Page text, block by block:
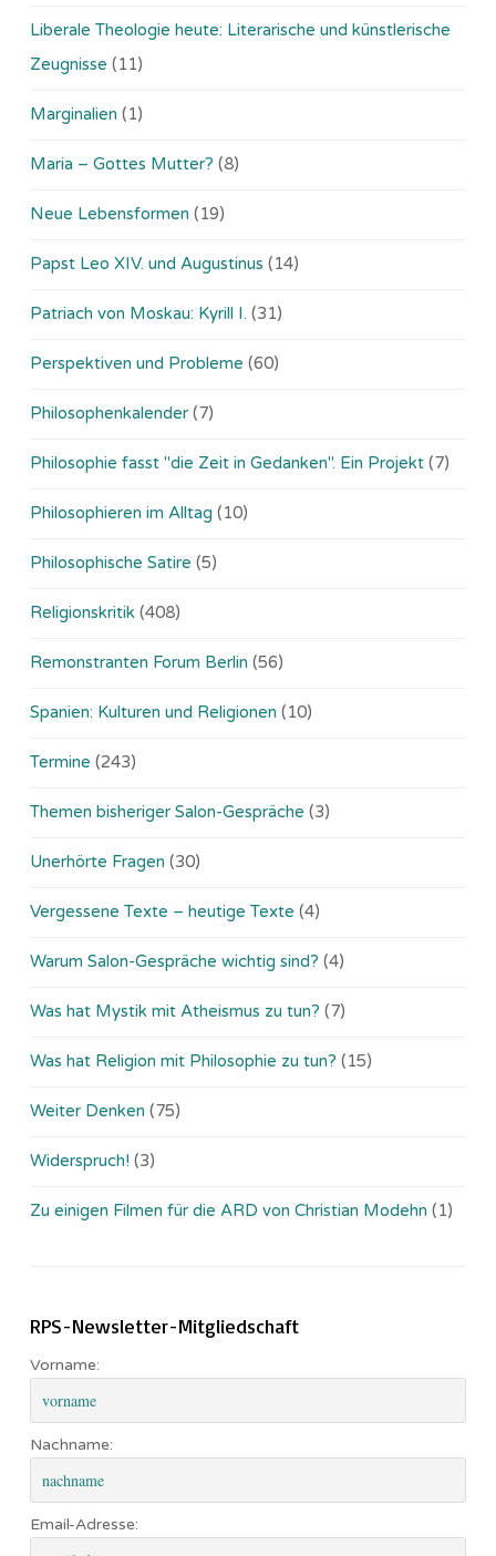
Liberale Theologie heute: Literarische und künstlerische
Zeugnisse (11)
Marginalien (1)
Maria – Gottes Mutter? (8)
Neue Lebensformen (19)
Papst Leo XIV. und Augustinus (14)
Patriach von Moskau: Kyrill I. (31)
Perspektiven und Probleme (60)
Philosophenkalender (7)
Philosophie fasst "die Zeit in Gedanken". Ein Projekt (7)
Philosophieren im Alltag (10)
Philosophische Satire (5)
Religionskritik (408)
Remonstranten Forum Berlin (56)
Spanien: Kulturen und Religionen (10)
Termine (243)
Themen bisheriger Salon-Gespräche (3)
Unerhörte Fragen (30)
Vergessene Texte – heutige Texte (4)
Warum Salon-Gespräche wichtig sind? (4)
Was hat Mystik mit Atheismus zu tun? (7)
Was hat Religion mit Philosophie zu tun? (15)
Weiter Denken (75)
Widerspruch! (3)
Zu einigen Filmen für die ARD von Christian Modehn (1)
RPS-Newsletter-Mitgliedschaft
Vorname:
Nachname:
Email-Adresse: